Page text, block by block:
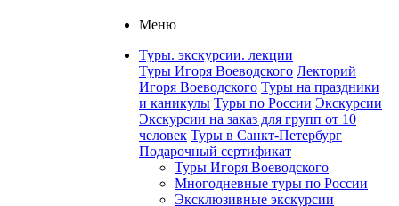
Меню
Туры. экскурсии. лекции
Туры Игоря Воеводского Лекторий
Игоря Воеводского Туры на праздники
и каникулы Туры по России Экскурсии
Экскурсии на заказ для групп от 10
человек Туры в Санкт-Петербург
Подарочный сертификат
Туры Игоря Воеводского
Многодневные туры по России
Эксклюзивные экскурсии